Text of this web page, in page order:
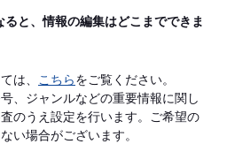
ると、情報の編集はどこまでできま
は、 こちらをご覧ください。
、ジャンルなどの重要情報に関し
のうえ設定を行います。ご希望の
い場合がございます。